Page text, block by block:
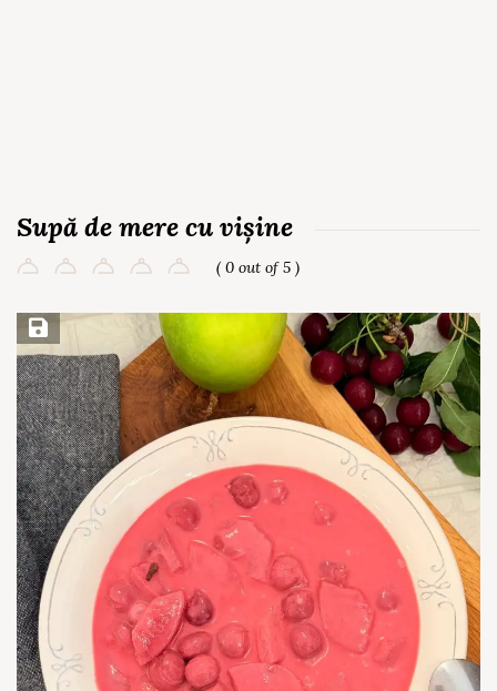
Supă de mere cu vișine
( 0 out of 5 )
Save Recipe